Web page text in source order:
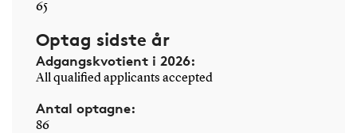
65
Optag sidste år
Adgangskvotient i 2026:
All qualified applicants accepted
Antal optagne:
86